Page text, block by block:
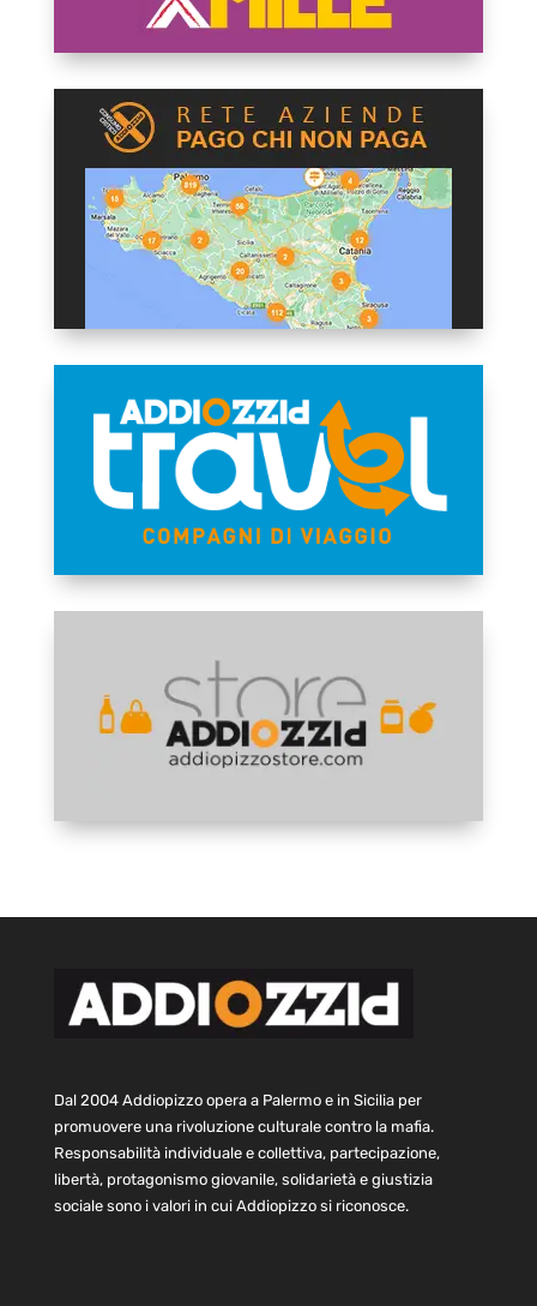
Dal 2004 Addiopizzo opera a Palermo e in Sicilia per
promuovere una rivoluzione culturale contro la mafia.
Responsabilità individuale e collettiva, partecipazione,
libertà, protagonismo giovanile, solidarietà e giustizia
sociale sono i valori in cui Addiopizzo si riconosce.